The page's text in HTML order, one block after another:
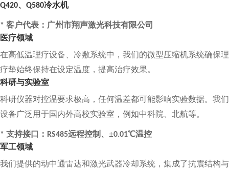
Q420、 Q580冷水机
* 客户代表：广州市翔声激光科技有限公司
医疗领域
在高低温理疗设备、冷敷系统中，我们的微型压缩机系统确保理
疗垫始终保持在设定温度，提高治疗效果。
科研与实验室
科研仪器对控温要求极高，任何温差都可能影响实验数据。我们
设备广泛用于国内外高校实验室，例如中科院、北航等。
* 支持接口： RS485远程控制、±0.01℃温控
军工领域
我们提供的动中通雷达和激光武器冷却系统，集成了抗震结构与